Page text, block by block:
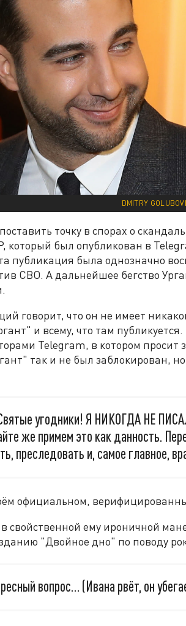
DMITRY
точку в спорах о
который был опубликован в
публикация была однозначно
СВО. А дальнейшее бегство
говорит, что он не имеет
и всему, что там
Telegram, в котором просит
так и не был заблокирован,
угодники! Я НИКОГДА НЕ
же примем это как данность.
преследовать и, самое главное,
официальном,
свойственной ему ироничной
"Двойное дно" по поводу
вопрос… (Ивана рвёт, он